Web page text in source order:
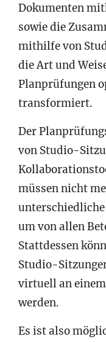
Dokumenten
sowie die
mithilfe von
die Art und
Planprüfungen
transformiert.
Der
von Studio-
müssen nicht
um von allen
Stattdessen
Studio-
virtuell an
werden.
Es ist also